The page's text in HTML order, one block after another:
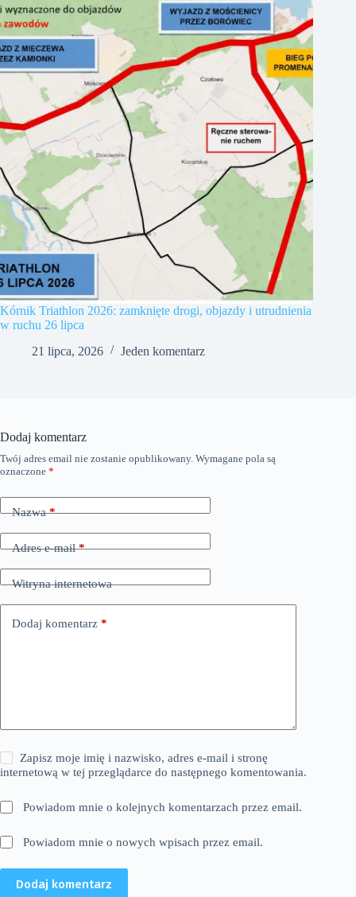
Kórnik Triathlon 2026: zamknięte drogi, objazdy i utrudnienia
w ruchu 26 lipca
21 lipca, 2026
Jeden komentarz
Dodaj komentarz
Twój adres email nie zostanie opublikowany. Wymagane pola są
oznaczone *
Nazwa*
Adres e-mail*
Witryna internetowa
Dodaj komentarz *
Zapisz moje imię i nazwisko, adres e-mail i stronę
internetową w tej przeglądarce do następnego komentowania.
Powiadom mnie o kolejnych komentarzach przez email.
Powiadom mnie o nowych wpisach przez email.
Dodaj komentarz